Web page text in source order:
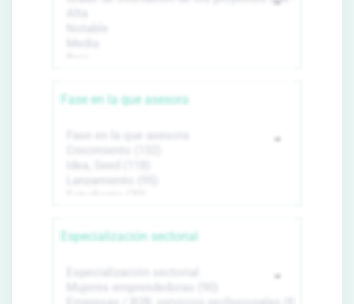
Fase en la que asesora
Especialización sectorial